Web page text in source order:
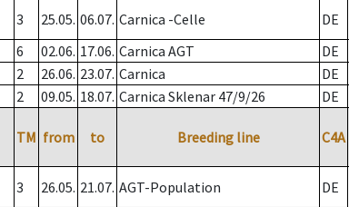
3 25.05. 06.07. Carnica -Celle DE
6 02.06. 17.06. Carnica AGT DE
2 26.06. 23.07. Carnica DE
2 09.05. 18.07. Carnica Sklenar 47/9/26 DE
TM from to Breeding line C4A
3 26.05. 21.07. AGT-Population DE